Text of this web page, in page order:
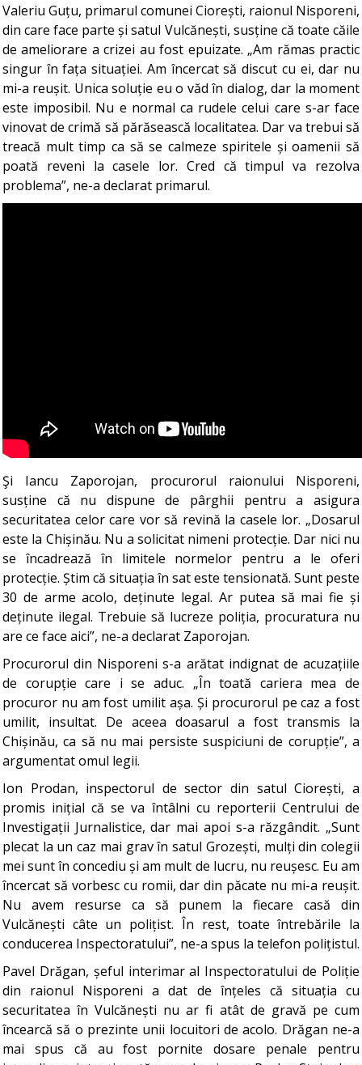
Valeriu Guțu, primarul comunei Ciorești, raionul Nisporeni,
din care face parte și satul Vulcănești, susține că toate căile
de ameliorare a crizei au fost epuizate. „Am rămas practic
singur în fața situației. Am încercat să discut cu ei, dar nu
mi-a reușit. Unica soluție eu o văd în dialog, dar la moment
este imposibil. Nu e normal ca rudele celui care s-ar face
vinovat de crimă să părăsească localitatea. Dar va trebui să
treacă mult timp ca să se calmeze spiritele și oamenii să
poată reveni la casele lor. Cred că timpul va rezolva
problema”, ne-a declarat primarul.
Şi Iancu Zaporojan, procurorul raionului Nisporeni,
susține că nu dispune de pârghii pentru a asigura
securitatea celor care vor să revină la casele lor. „Dosarul
este la Chișinău. Nu a solicitat nimeni protecție. Dar nici nu
se încadrează în limitele normelor pentru a le oferi
protecție. Știm că situația în sat este tensionată. Sunt peste
30 de arme acolo, deținute legal. Ar putea să mai fie și
deținute ilegal. Trebuie să lucreze poliția, procuratura nu
are ce face aici”, ne-a declarat Zaporojan.
Procurorul din Nisporeni s-a arătat indignat de acuzațiile
de corupție care i se aduc. „În toată cariera mea de
procuror nu am fost umilit așa. Și procurorul pe caz a fost
umilit, insultat. De aceea doasarul a fost transmis la
Chișinău, ca să nu mai persiste suspiciuni de corupție”, a
argumentat omul legii.
Ion Prodan, inspectorul de sector din satul Ciorești, a
promis inițial că se va întâlni cu reporterii Centrului de
Investigații Jurnalistice, dar mai apoi s-a răzgândit. „Sunt
plecat la un caz mai grav în satul Grozești, mulți din colegii
mei sunt în concediu și am mult de lucru, nu reușesc. Eu am
încercat să vorbesc cu romii, dar din păcate nu mi-a reușit.
Nu avem resurse ca să punem la fiecare casă din
Vulcănești câte un polițist. În rest, toate întrebările la
conducerea Inspectoratului”, ne-a spus la telefon polițistul.
Pavel Drăgan, șeful interimar al Inspectoratului de Poliție
din raionul Nisporeni a dat de înțeles că situația cu
securitatea în Vulcănești nu ar fi atât de gravă pe cum
încearcă să o prezinte unii locuitori de acolo. Drăgan ne-a
mai spus că au fost pornite dosare penale pentru